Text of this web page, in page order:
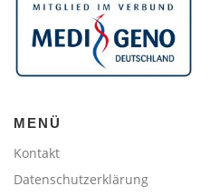
MENÜ
Kontakt
Datenschutzerklärung